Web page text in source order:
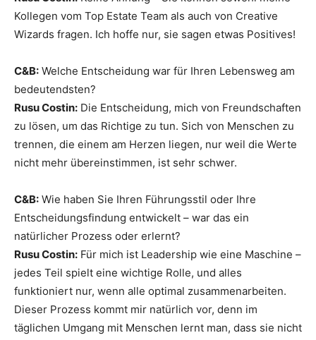
Kollegen vom Top Estate Team als auch von Creative
Wizards fragen. Ich hoffe nur, sie sagen etwas Positives!
C&B: Welche Entscheidung war für Ihren Lebensweg am
bedeutendsten?
Rusu Costin: Die Entscheidung, mich von Freundschaften
zu lösen, um das Richtige zu tun. Sich von Menschen zu
trennen, die einem am Herzen liegen, nur weil die Werte
nicht mehr übereinstimmen, ist sehr schwer.
C&B: Wie haben Sie Ihren Führungsstil oder Ihre
Entscheidungsfindung entwickelt – war das ein
natürlicher Prozess oder erlernt?
Rusu Costin: Für mich ist Leadership wie eine Maschine –
jedes Teil spielt eine wichtige Rolle, und alles
funktioniert nur, wenn alle optimal zusammenarbeiten.
Dieser Prozess kommt mir natürlich vor, denn im
täglichen Umgang mit Menschen lernt man, dass sie nicht